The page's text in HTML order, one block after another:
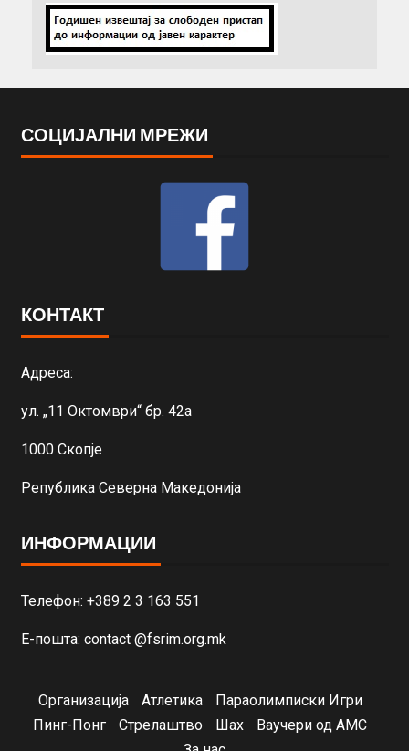
СОЦИЈАЛНИ МРЕЖИ
КОНТАКТ
Адреса:
ул. „11 Октомври“ бр. 42а
1000 Скопје
Република Северна Македонија
ИНФОРМАЦИИ
Телефон: +389 2 3 163 551
Е-пошта: contact @fsrim.org.mk
Организација Атлетика
Параолимписки Игри
Пинг-Понг
Стрелаштво Шах
Ваучери од АМС